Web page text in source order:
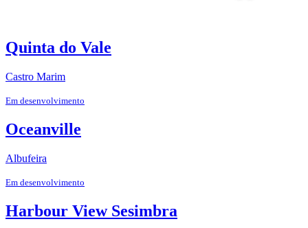
Quinta do Vale
Castro Marim
Em desenvolvimento
Oceanville
Albufeira
Em desenvolvimento
Harbour View Sesimbra